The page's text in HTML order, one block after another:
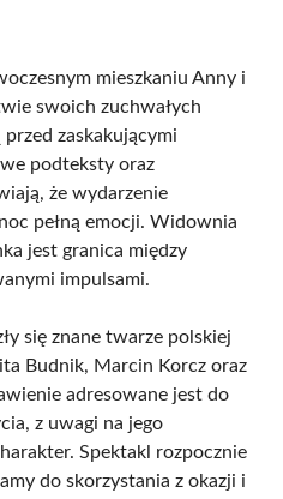
mieszkaniu Anny i
swoich zuchwałych
zaskakującymi
podteksty oraz
że wydarzenie
pełną emocji. Widownia
jest granica między
impulsami.
się znane twarze polskiej
Budnik, Marcin Korcz oraz
adresowane jest do
z uwagi na jego
Spektakl rozpocznie
do skorzystania z okazji i